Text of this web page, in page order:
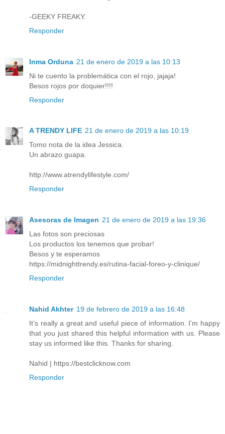
-GEEKY FREAKY.
Responder
Inma Orduna 21 de enero de 2019 a las 10:13
Ni te cuento la problemática con el rojo, jajaja!
Besos rojos por doquier!!!!
Responder
A TRENDY LIFE 21 de enero de 2019 a las 10:19
Tomo nota de la idea Jessica.
Un abrazo guapa.
http://www.atrendylifestyle.com/
Responder
Asesoras de Imagen 21 de enero de 2019 a las 19:36
Las fotos son preciosas
Los productos los tenemos que probar!
Besos y te esperamos
https://midnighttrendy.es/rutina-facial-foreo-y-clinique/
Responder
Nahid Akhter 19 de febrero de 2019 a las 16:48
It’s really a great and useful piece of information. I’m happy
that you just shared this helpful information with us. Please
stay us informed like this. Thanks for sharing.
Nahid | https://bestclicknow.com
Responder